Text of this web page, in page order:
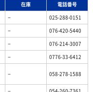
在庫
電話番号
−
025-288-0151
−
076-420-5440
−
076-214-3007
− 0776-33-6412
− 058-278-1588